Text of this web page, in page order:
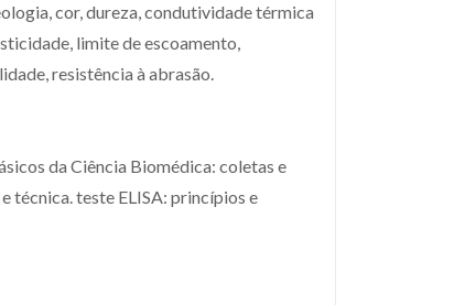
cor, dureza, condutividade térmica
limite de escoamento,
resistência à abrasão.
da Ciência Biomédica: coletas e
técnica. teste ELISA: princípios e